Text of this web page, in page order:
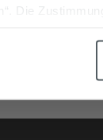
Die